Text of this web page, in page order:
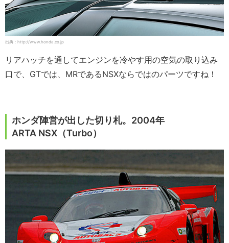
出典：http://www.honda.co.jp
リアハッチを通してエンジンを冷やす用の空気の取り込み
口で、GTでは、MRであるNSXならではのパーツですね！
ホンダ陣営が出した切り札。2004年
ARTA NSX（Turbo）